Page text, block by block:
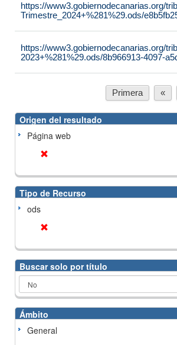
https://www3.gobiernodecanarias.org/
Trimestre_2024+%281%29.ods/
https://www3.gobiernodecanarias.org/
2023+%281%29.ods/8b966913-4097-
Primera «
Origen del resultado
Página web
Tipo de Recurso
ods
Buscar solo por título
Ámbito
General